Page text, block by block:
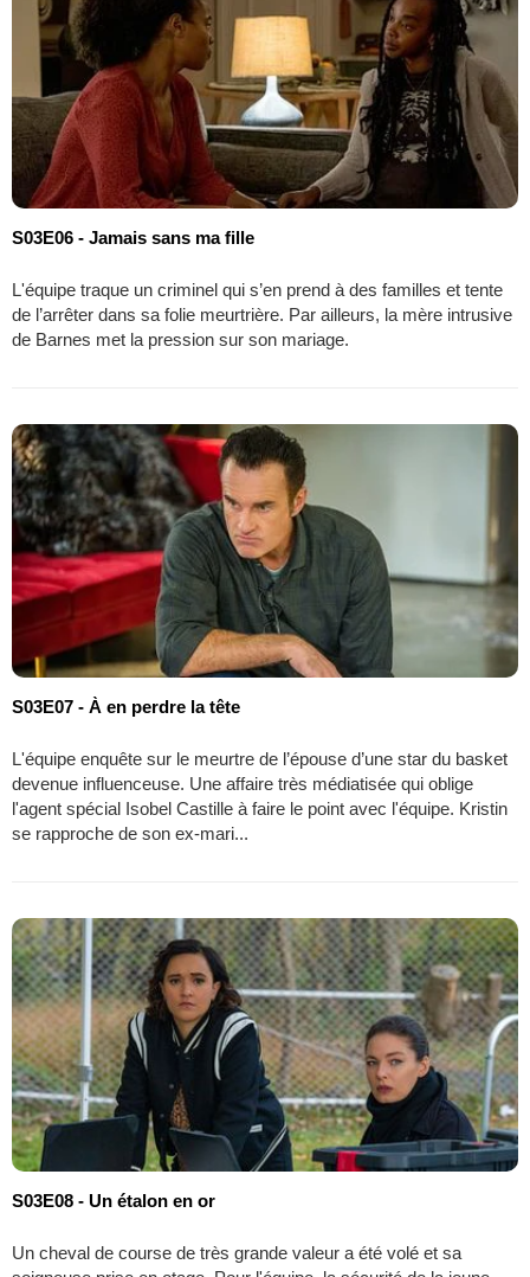
S03E06 - Jamais sans ma fille
L'équipe traque un criminel qui s’en prend à des familles et tente
de l’arrêter dans sa folie meurtrière. Par ailleurs, la mère intrusive
de Barnes met la pression sur son mariage.
S03E07 - À en perdre la tête
L'équipe enquête sur le meurtre de l’épouse d’une star du basket
devenue influenceuse. Une affaire très médiatisée qui oblige
l'agent spécial Isobel Castille à faire le point avec l'équipe. Kristin
se rapproche de son ex-mari...
S03E08 - Un étalon en or
Un cheval de course de très grande valeur a été volé et sa